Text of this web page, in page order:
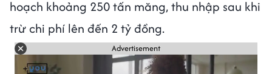
hoạch khoảng 250 tấn măng, thu nhập sau khi
trừ chi phí lên đến 2 tỷ đồng.
Advertisement